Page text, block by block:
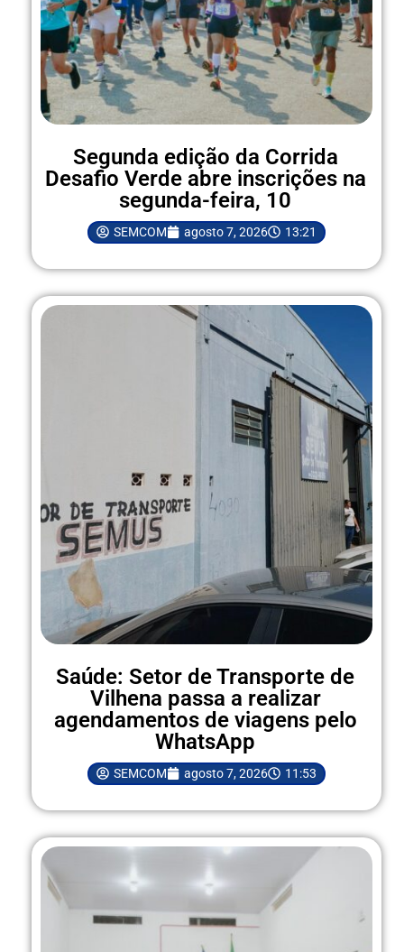
Segunda edição da Corrida
Desafio Verde abre inscrições na
segunda-feira, 10
SEMCOM agosto 7, 2026 13:21
Saúde: Setor de Transporte de
Vilhena passa a realizar
agendamentos de viagens pelo
WhatsApp
SEMCOM agosto 7, 2026 11:53